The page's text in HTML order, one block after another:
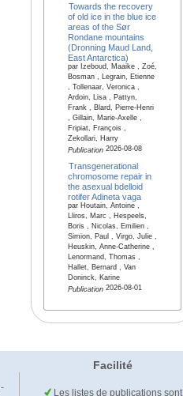
Towards the recovery
of old ice in the blue ice
areas of the Sør
Rondane mountains
(Dronning Maud Land,
East Antarctica)
par Izeboud, Maaike , Zoé,
Bosman , Legrain, Etienne
, Tollenaar, Veronica ,
Ardoin, Lisa , Pattyn,
Frank , Blard, Pierre-Henri
, Gillain, Marie-Axelle ,
Fripiat, François ,
Zekollari, Harry
Publication2026-08-08
Transgenerational
chromosome repair in
the asexual bdelloid
rotifer Adineta vaga
par Houtain, Antoine ,
Lliros, Marc , Hespeels,
Boris , Nicolas, Emilien ,
Simion, Paul , Virgo, Julie ,
Heuskin, Anne-Catherine ,
Lenormand, Thomas ,
Hallet, Bernard , Van
Doninck, Karine
Publication2026-08-01
Facilité
Les listes de publications sont